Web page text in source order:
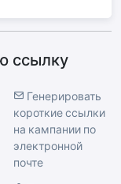
ссылку
Генерировать
короткие ссылки
на кампании по
электронной
почте